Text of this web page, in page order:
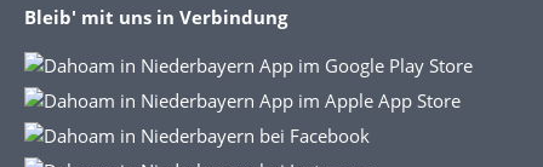
Bleib' mit uns in Verbindung